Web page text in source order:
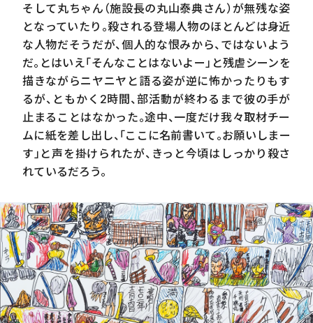
そして丸ちゃん（施設長の丸山泰典さん）が無残な姿
となっていたり。殺される登場人物のほとんどは身近
な人物だそうだが、個人的な恨みから、ではないよう
だ。とはいえ「そんなことはないよー」と残虐シーンを
描きながらニヤニヤと語る姿が逆に怖かったりもす
るが、ともかく2時間、部活動が終わるまで彼の手が
止まることはなかった。途中、一度だけ我々取材チー
ムに紙を差し出し、「ここに名前書いて。お願いしまー
す」と声を掛けられたが、きっと今頃はしっかり殺さ
れているだろう。